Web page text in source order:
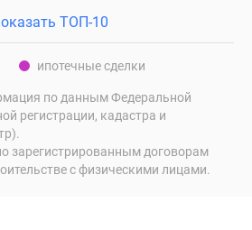
ТОП-10
ипотечные сделки
по данным Федеральной
регистрации, кадастра и
зарегистрированным договорам
с физическими лицами.